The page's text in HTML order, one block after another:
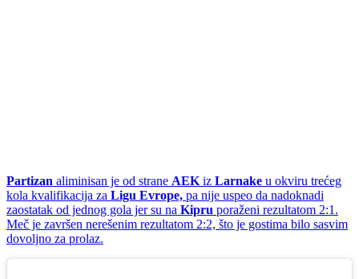
Partizan aliminisan je od strane AEK iz Larnake u okviru trećeg
kola kvalifikacija za Ligu Evrope, pa nije uspeo da nadoknadi
zaostatak od jednog gola jer su na Kipru poraženi rezultatom 2:1.
Meč je završen nerešenim rezultatom 2:2, što je gostima bilo sasvim
dovoljno za prolaz.